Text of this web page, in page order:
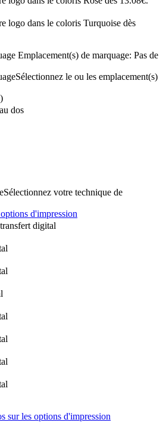
Emplacement(s) de marquage: Pas de
Sélectionnez le ou les emplacement(s)
au dos
Sélectionnez votre technique de
d'impression
transfert digital
sur les options d'impression